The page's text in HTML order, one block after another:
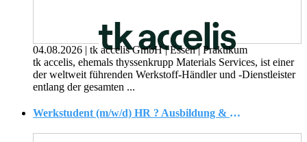
04.08.2026 | tk accelis GmbH| Essen| Praktikum
tk accelis, ehemals thyssenkrupp Materials Services, ist einer
der weltweit führenden Werkstoff-Händler und -Dienstleister
entlang der gesamten ...
Werkstudent (m/w/d) HR ? Ausbildung & Recruiting